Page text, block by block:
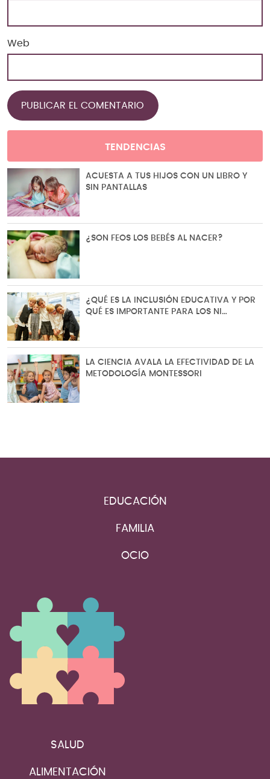
Web
TENDENCIAS
ACUESTA A TUS HIJOS CON UN LIBRO Y
SIN PANTALLAS
¿SON FEOS LOS BEBÉS AL NACER?
¿QUÉ ES LA INCLUSIÓN EDUCATIVA Y POR
QUÉ ES IMPORTANTE PARA LOS NI…
LA CIENCIA AVALA LA EFECTIVIDAD DE LA
METODOLOGÍA MONTESSORI
EDUCACIÓN
FAMILIA
OCIO
SALUD
ALIMENTACIÓN